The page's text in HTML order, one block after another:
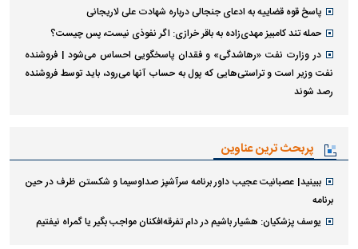
پاسخ قوه قضاییه به ادعای جنجالی درباره شهادت علی لاریجانی
حمله تند کامبیز مهدی‌زاده به باقر خرازی: اگر نفوذی نیست، پس چیست؟
در وزارت نفت «رهاشدگی» و فقدان پاسخگویی احساس می‌شود | فروشنده
نفت وزیر است و تراستی‌هایی که پول به حساب آنها می‌رود، باید توسط فروشنده
رصد شوند
پربحث ترین عناوین
ببینید| عصبانیت عجیب داور برنامه سرآشپز صداوسیما و شکستن ظرف در حین
برنامه
یوسف پزشکیان: هشیار باشیم در دام تفرقه‌افکنان مواجب بگیر یا گمراه نیفتیم